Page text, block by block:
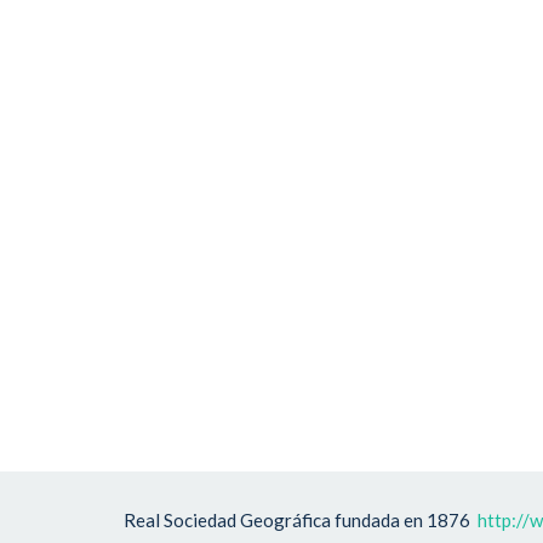
Real Sociedad Geográfica fundada en 1876 http://